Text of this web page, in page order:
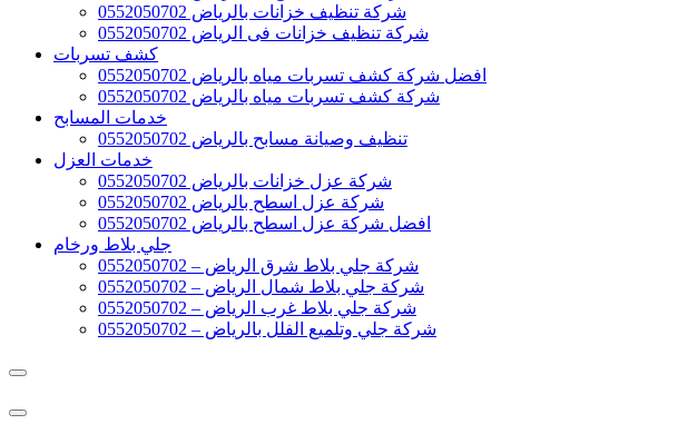
شركة تنظيف خزانات بالرياض 0552050702
شركة تنظيف خزانات فى الرياض 0552050702
كشف تسربات
افضل شركة كشف تسربات مياه بالرياض 0552050702
شركة كشف تسربات مياه بالرياض 0552050702
خدمات المسابح
تنظيف وصيانة مسابح بالرياض 0552050702
خدمات العزل
شركة عزل خزانات بالرياض 0552050702
شركة عزل اسطح بالرياض 0552050702
افضل شركة عزل اسطح بالرياض 0552050702
جلي بلاط ورخام
شركة جلي بلاط شرق الرياض – 0552050702
شركة جلي بلاط شمال الرياض – 0552050702
شركة جلي بلاط غرب الرياض – 0552050702
شركة جلي وتلميع الفلل بالرياض – 0552050702